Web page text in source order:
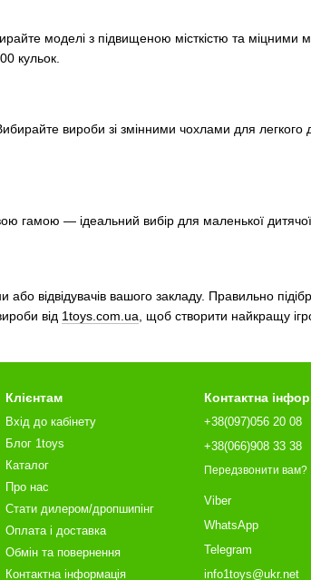
моделі з підвищеною місткістю та міцними
кульок.
вироби зі змінними чохлами для легкого
гамою — ідеальний вибір для маленької дитячої
відвідувачів вашого закладу. Правильно
від 1toys.com.ua , щоб створити найкращу
Клієнтам
Вхід до кабінету
Блог 1toys
Каталог
Про нас
Стати дилером/дропшипінг
Оплата і доставка
Обмін та повернення
Контактна інформація
Контактна
+38(097)056 20 08
+38(066)908 33 38
Передзвонити вам?
Viber
WhatsApp
Telegram
info1toys@ukr.net